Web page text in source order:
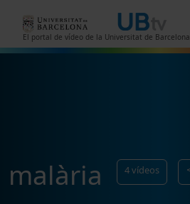
El portal de vídeo de la Universitat de Barcelona
malària 4vídeos